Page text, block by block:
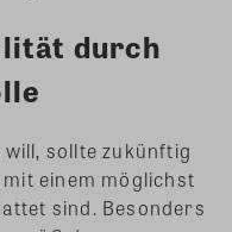
durch
sollte zukünftig
einem möglichst
sind. Besonders